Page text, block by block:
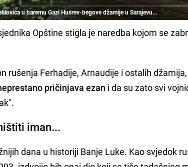
u haremu Gazi Husrev-begove džamije u Sarajevu...
Opštine stigla je naredba kojom se
rušenja Ferhadije, Arnaudije i ostalih džamija,
pričinjava ezan i da su zato svi
iman...
dana u historiji Banje Luke. Kao svjedok